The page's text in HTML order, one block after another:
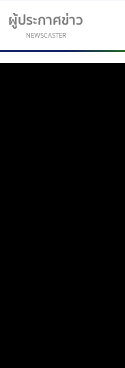
ผู้ประกาศข่าว
NEWSCASTER